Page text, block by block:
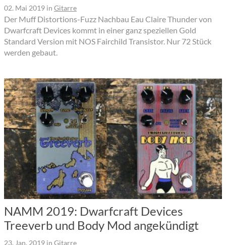
02. Mai 2019 in Gitarre
Der Muff Distortions-Fuzz Nachbau Eau Claire Thunder von
Dwarfcraft Devices kommt in einer ganz speziellen Gold
Standard Version mit NOS Fairchild Transistor. Nur 72 Stück
werden gebaut.
NAMM 2019: Dwarfcraft Devices
Treeverb und Body Mod angekündigt
23. Jan. 2019 in Gitarre